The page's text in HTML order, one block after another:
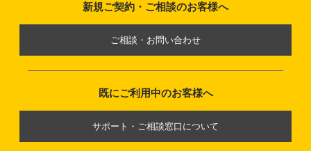
新規ご契約・ご相談のお客様へ
ご相談・お問い合わせ
既にご利用中のお客様へ
サポート・ご相談窓口について